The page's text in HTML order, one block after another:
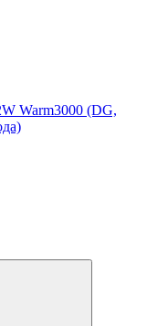
Warm3000 (DG,